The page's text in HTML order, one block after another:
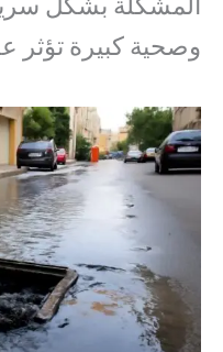
وصحية كبيرة تؤثر